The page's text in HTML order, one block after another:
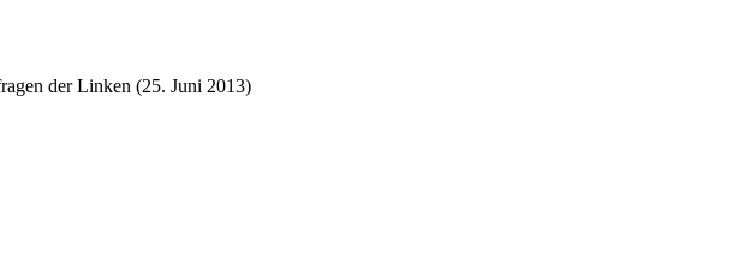
der Linken (25. Juni 2013)